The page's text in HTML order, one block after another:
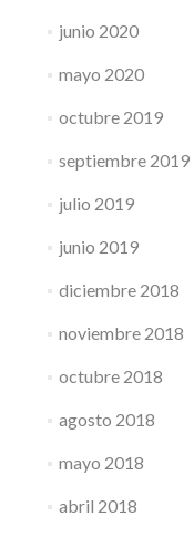
junio 2020
mayo 2020
octubre 2019
septiembre 2019
julio 2019
junio 2019
diciembre 2018
noviembre 2018
octubre 2018
agosto 2018
mayo 2018
abril 2018